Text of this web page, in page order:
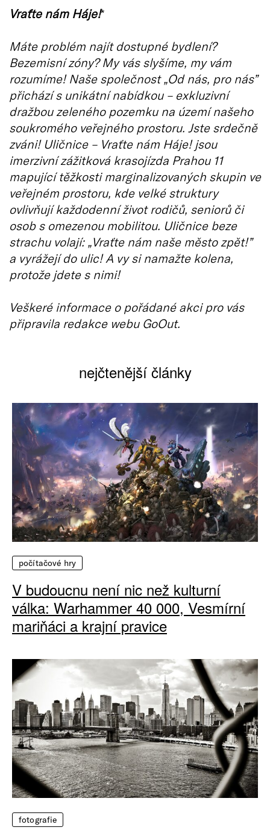
Vraťte nám Háje!*
Máte problém najít dostupné bydlení?
Bezemisní zóny? My vás slyšíme, my vám
rozumíme! Naše společnost „Od nás, pro nás”
přichází s unikátní nabídkou – exkluzivní
dražbou zeleného pozemku na území našeho
soukromého veřejného prostoru. Jste srdečně
zváni! Uličnice – Vraťte nám Háje! jsou
imerzivní zážitková krasojízda Prahou 11
mapující těžkosti marginalizovaných skupin ve
veřejném prostoru, kde velké struktury
ovlivňují každodenní život rodičů, seniorů či
osob s omezenou mobilitou. Uličnice beze
strachu volají: „Vraťte nám naše město zpět!”
a vyrážejí do ulic! A vy si namažte kolena,
protože jdete s nimi!
Veškeré informace o pořádané akci pro vás
připravila redakce webu GoOut.
nejčtenější články
počítačové hry
V budoucnu není nic než kulturní
válka: Warhammer 40 000, Vesmírní
mariňáci a krajní pravice
fotografie